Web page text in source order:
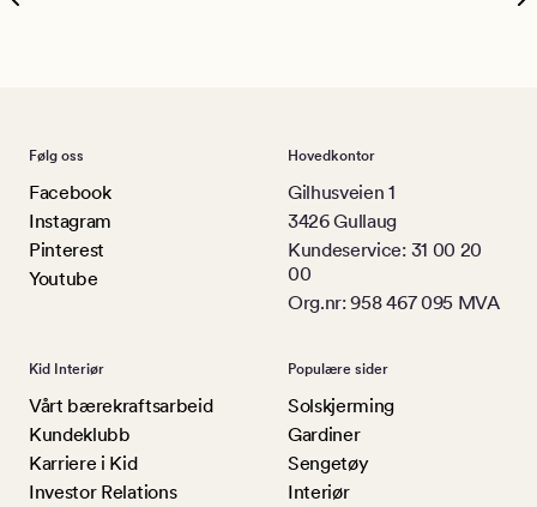
Følg oss
Facebook
Instagram
Pinterest
Youtube
Hovedkontor
Gilhusveien 1
3426 Gullaug
Kundeservice: 31 00 20
00
Org.nr: 958 467 095 MVA
Kid Interiør
Vårt bærekraftsarbeid
Kundeklubb
Karriere i Kid
Investor Relations
Populære sider
Solskjerming
Gardiner
Sengetøy
Interiør